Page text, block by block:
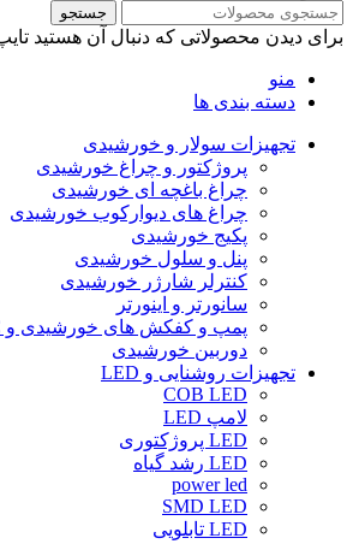
جستجو
برای دیدن محصولاتی که دنبال آن هستید
منو
دسته بندی ها
تجهیزات سولار و خورشیدی
پروژکتور و چراغ خورشیدی
چراغ باغچه ای خورشیدی
چراغ های دیوارکوب خورشیدی
پکیج خورشیدی
پنل و سلول خورشیدی
کنترلر شارژر خورشیدی
سانورتر و اینورتر
پمپ و کفکش های خورشیدی و DC
دوربین خورشیدی
تجهیزات روشنایی و LED
COB LED
لامپ LED
LED پروژکتوری
LED رشد گیاه
power led
SMD LED
LED تابلویی